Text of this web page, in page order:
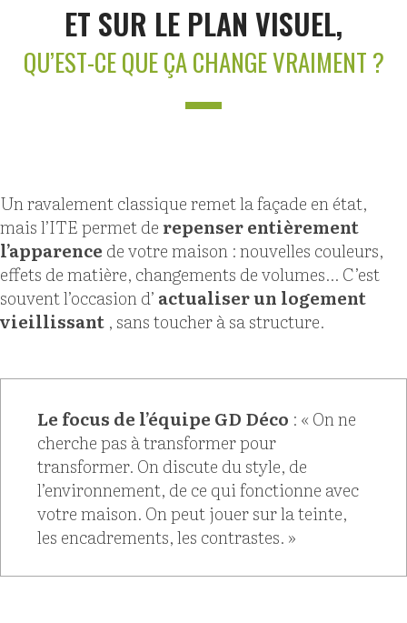
ET SUR LE PLAN VISUEL,
QU’EST-CE QUE ÇA CHANGE VRAIMENT ?
Un ravalement classique remet la façade en état,
mais l’ITE permet de repenser entièrement
l’apparence de votre maison : nouvelles couleurs,
effets de matière, changements de volumes… C’est
souvent l’occasion d’ actualiser un logement
vieillissant , sans toucher à sa structure.
Le focus de l’équipe GD Déco : « On ne
cherche pas à transformer pour
transformer. On discute du style, de
l’environnement, de ce qui fonctionne avec
votre maison. On peut jouer sur la teinte,
les encadrements, les contrastes. »